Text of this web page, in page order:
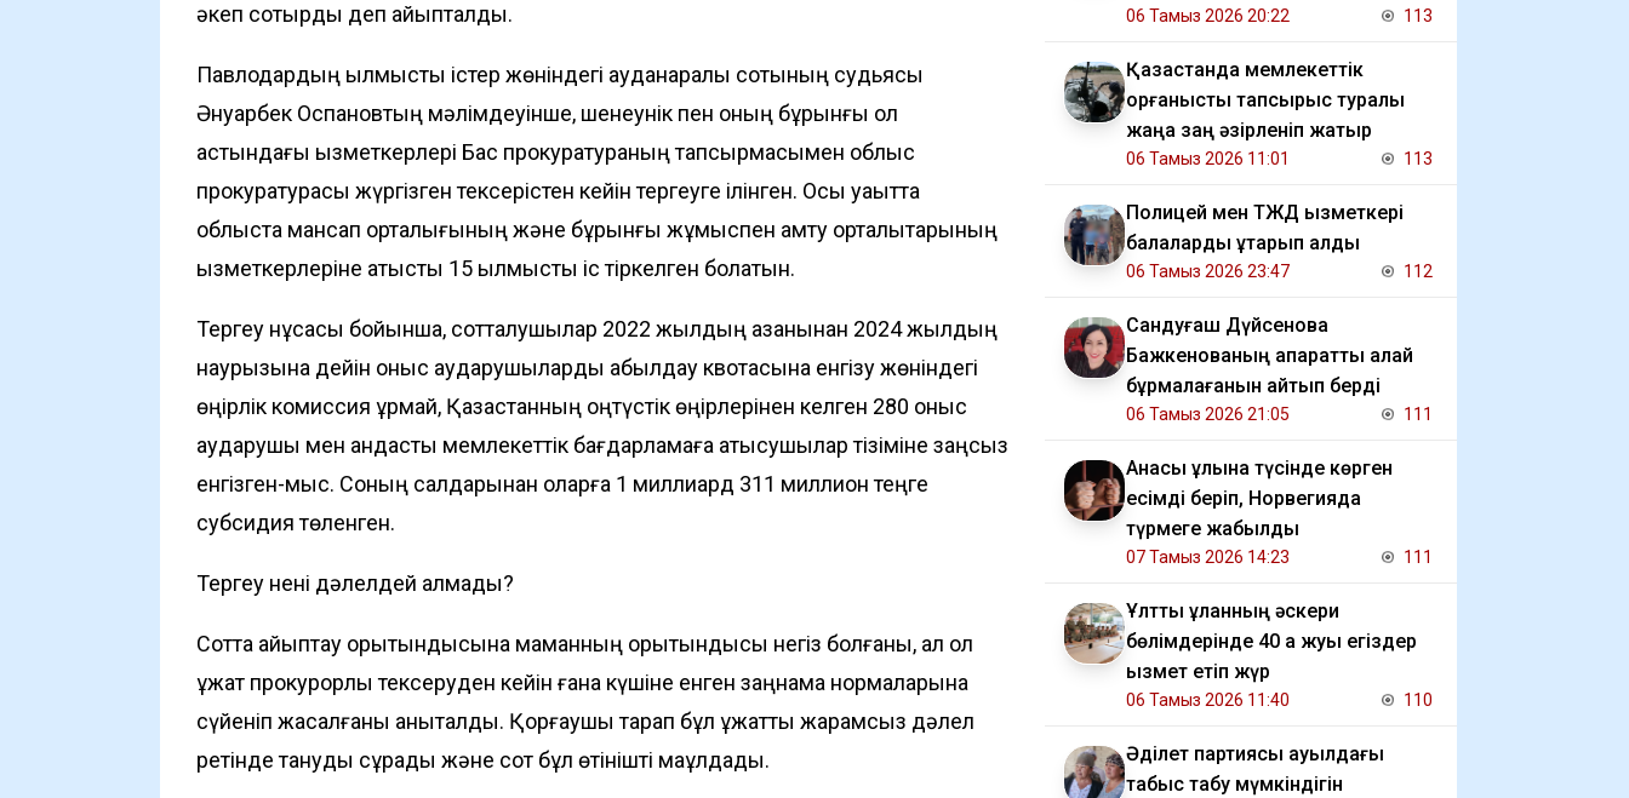
әкеп соқтырды деп айыпталды.
Павлодардың қылмыстық істер жөніндегі ауданаралық сотының судьясы
Әнуарбек Оспановтың мәлімдеуінше, шенеунік пен оның бұрынғы қол
астындағы қызметкерлері Бас прокуратураның тапсырмасымен облыс
прокуратурасы жүргізген тексерістен кейін тергеуге ілінген. Осы уақытта
облыста мансап орталығының және бұрынғы жұмыспен қамту орталықтарының
қызметкерлеріне қатысты 15 қылмыстық іс тіркелген болатын.
Тергеу нұсқасы бойынша, сотталушылар 2022 жылдың қазанынан 2024 жылдың
наурызына дейін қоныс аударушыларды қабылдау квотасына енгізу жөніндегі
өңірлік комиссия құрмай, Қазақстанның оңтүстік өңірлерінен келген 280 қоныс
аударушы мен қандасты мемлекеттік бағдарламаға қатысушылар тізіміне заңсыз
енгізген-мыс. Соның салдарынан оларға 1 миллиард 311 миллион теңге
субсидия төленген.
Тергеу нені дәлелдей алмады?
Сотта айыптау қорытындысына маманның қорытындысы негіз болғаны, ал ол
құжат прокурорлық тексеруден кейін ғана күшіне енген заңнама нормаларына
сүйеніп жасалғаны анықталды. Қорғаушы тарап бұл құжатты жарамсыз дәлел
ретінде тануды сұрады және сот бұл өтінішті мақұлдады.
06 Тамыз 2026 20:22 113
Қазақстанда мемлекеттік
қорғаныстық тапсырыс туралы
жаңа заң әзірленіп жатыр
06 Тамыз 2026 11:01 113
Полицей мен ТЖД қызметкері
балаларды құтқарып қалды
06 Тамыз 2026 23:47 112
Сандуғаш Дүйсенова
Бажкенованың ақпаратты қалай
бұрмалағанын айтып берді
06 Тамыз 2026 21:05 111
Анасы ұлына түсінде көрген
есімді беріп, Норвегияда
түрмеге жабылды
07 Тамыз 2026 14:23 111
Ұлттық ұланның әскери
бөлімдерінде 40 қа жуық егіздер
қызмет етіп жүр
06 Тамыз 2026 11:40 110
Әділет партиясы ауылдағы
табыс табу мүмкіндігін